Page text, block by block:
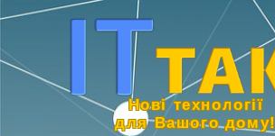
Нові технології
для Вашого дому!